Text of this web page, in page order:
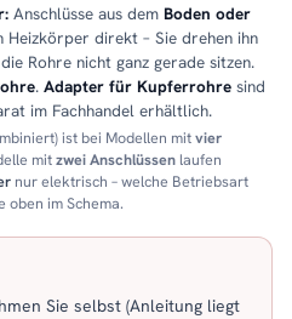
Anschlüsse aus dem Boden oder
Heizkörper direkt – Sie drehen ihn
Rohre nicht ganz gerade sitzen.
. Adapter für Kupferrohre sind
im Fachhandel erhältlich.
ist bei Modellen mitvier
mitzwei Anschlüssen laufen
nur elektrisch – welche Betriebsart
oben im Schema.
Sie selbst (Anleitung liegt